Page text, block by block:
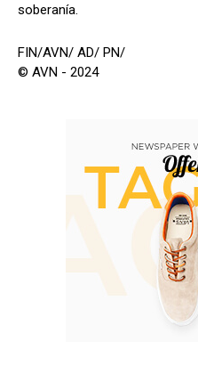
soberanía.
FIN/AVN/ AD/ PN/
© AVN - 2024